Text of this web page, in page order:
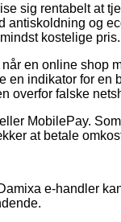
sig rentabelt at
antiskoldning og
kostelige pris.
en online shop
en indikator for en
overfor falske
MobilePay.
at betale
e-handler